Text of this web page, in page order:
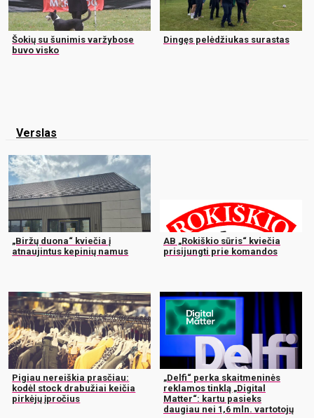
Šokių su šunimis varžybose
buvo visko
Dingęs pelėdžiukas surastas
Verslas
„Biržų duona“ kviečia į
atnaujintus kepinių namus
AB „Rokiškio sūris“ kviečia
prisijungti prie komandos
Pigiau nereiškia prasčiau:
kodėl stock drabužiai keičia
pirkėjų įpročius
„Delfi“ perka skaitmeninės
reklamos tinklą „Digital
Matter“: kartu pasieks
daugiau nei 1,6 mln. vartotojų